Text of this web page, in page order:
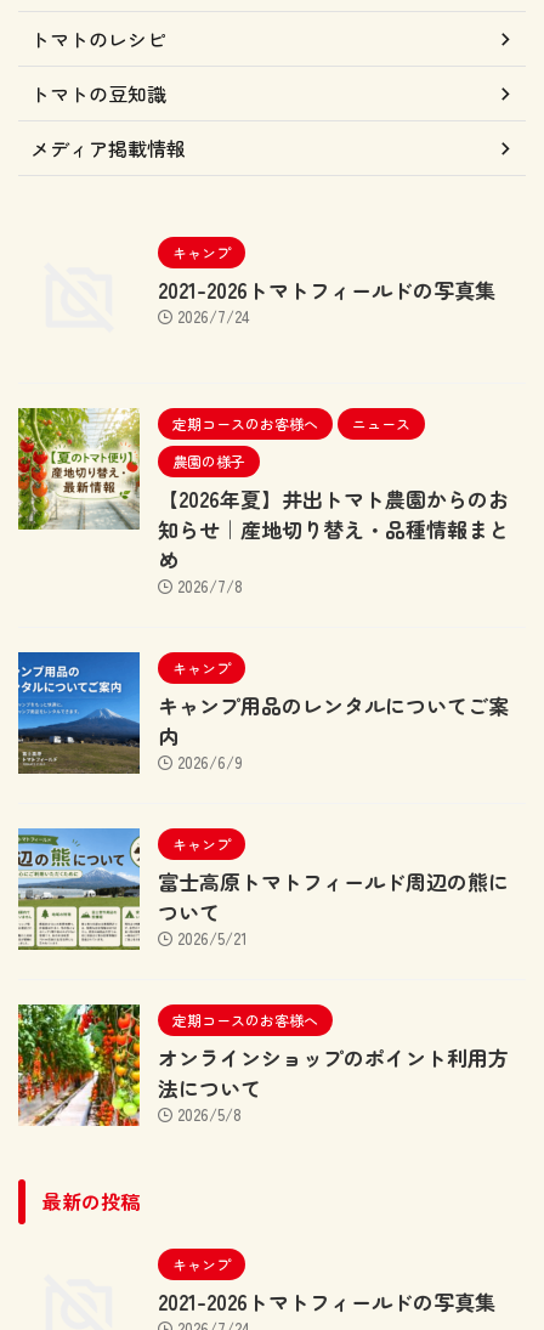
トマトのレシピ
トマトの豆知識
メディア掲載情報
キャンプ
2021-2026トマトフィールドの写真集
2026/7/24
定期コースのお客様へ
ニュース
農園の様子
【2026年夏】井出トマト農園からのお
知らせ｜産地切り替え・品種情報まと
め
2026/7/8
キャンプ
キャンプ用品のレンタルについてご案
内
2026/6/9
キャンプ
富士高原トマトフィールド周辺の熊に
ついて
2026/5/21
定期コースのお客様へ
オンラインショップのポイント利用方
法について
2026/5/8
最新の投稿
キャンプ
2021-2026トマトフィールドの写真集